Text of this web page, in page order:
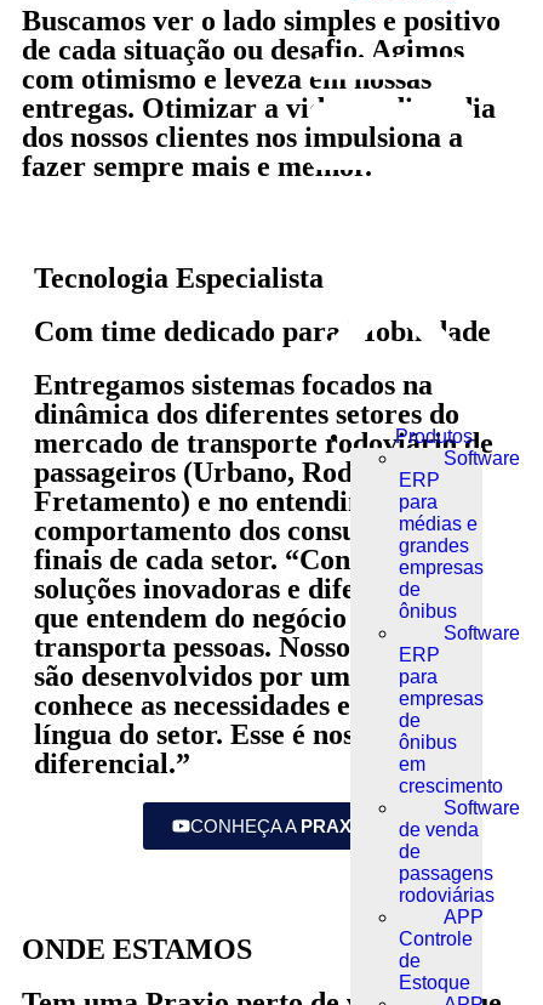
Produtos
Software
ERP
para
médias e
grandes
empresas
de
ônibus
Software
ERP
para
empresas
de
ônibus
em
crescimento
Software
de venda
de
passagens
rodoviárias
APP
Controle
de
Estoque
Buscamos ver o lado simples e positivo
de cada situação ou desafio. Agimos
com otimismo e leveza em nossas
entregas. Otimizar a vida e o dia a dia
dos nossos clientes nos impulsiona a
fazer sempre mais e melhor.
Tecnologia Especialista
Com time dedicado para Mobilidade
Entregamos sistemas focados na
dinâmica dos diferentes setores do
mercado de transporte rodoviário de
passageiros (Urbano, Rodoviário e
Fretamento) e no entendimento do
comportamento dos consumidores
finais de cada setor. “Construímos
soluções inovadoras e diferenciadas
que entendem do negócio que
transporta pessoas. Nossos sistemas
são desenvolvidos por um time que
conhece as necessidades e fala a
língua do setor. Esse é nosso
diferencial.”
CONHEÇA A PRAXIO
ONDE ESTAMOS